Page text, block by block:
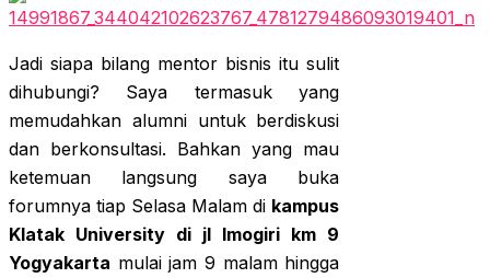
Jadi siapa bilang mentor bisnis itu sulit
dihubungi? Saya termasuk yang
memudahkan alumni untuk berdiskusi
dan berkonsultasi. Bahkan yang mau
ketemuan langsung saya buka
forumnya tiap Selasa Malam di kampus
Klatak University di jl Imogiri km 9
Yogyakarta mulai jam 9 malam hingga